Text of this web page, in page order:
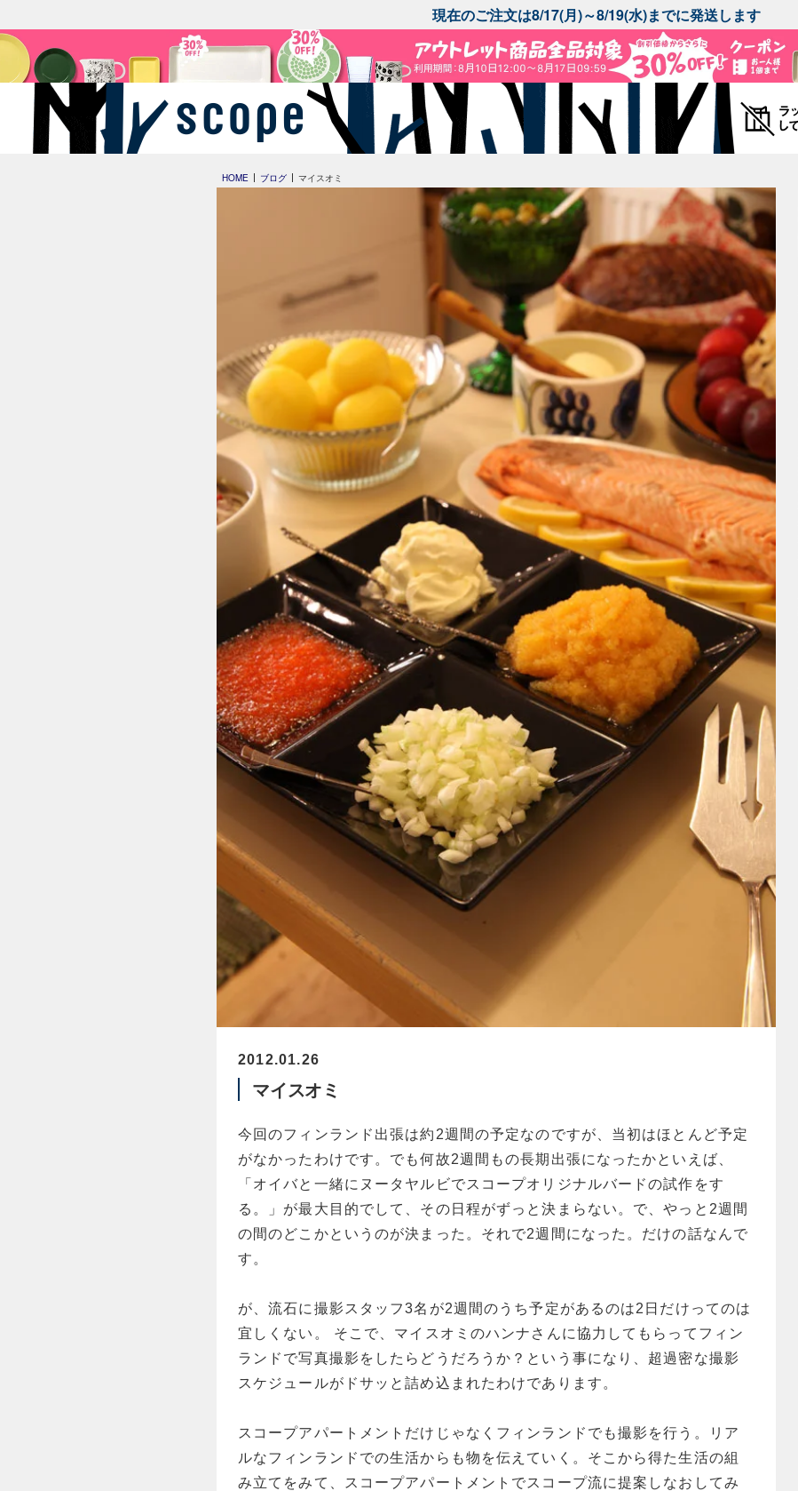
現在のご注文は8/17(月)～8/19(水)までに発送します
HOME ブログ マイスオミ
2012.01.26
マイスオミ
今回のフィンランド出張は約2週間の予定なのですが、当初はほとんど予定
がなかったわけです。でも何故2週間もの長期出張になったかといえば、
「オイバと一緒にヌータヤルビでスコープオリジナルバードの試作をす
る。」が最大目的でして、その日程がずっと決まらない。で、やっと2週間
の間のどこかというのが決まった。それで2週間になった。だけの話なんで
す。
が、流石に撮影スタッフ3名が2週間のうち予定があるのは2日だけってのは
宜しくない。 そこで、マイスオミのハンナさんに協力してもらってフィン
ランドで写真撮影をしたらどうだろうか？という事になり、超過密な撮影
スケジュールがドサッと詰め込まれたわけであります。
スコープアパートメントだけじゃなくフィンランドでも撮影を行う。リア
ルなフィンランドでの生活からも物を伝えていく。そこから得た生活の組
み立てをみて、スコープアパートメントでスコープ流に提案しなおしてみ